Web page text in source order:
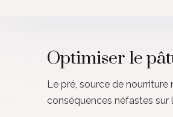
Optimiser le
Le pré, source de
conséquences néfastes sur